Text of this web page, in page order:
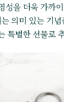
성을 더욱 가까
의미 있는 기
특별한 선물로